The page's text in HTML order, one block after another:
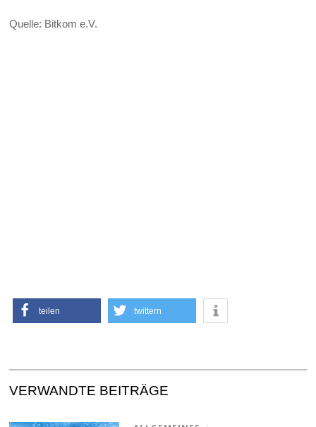
Quelle: Bitkom e.V.
teilen twittern
VERWANDTE BEITRÄGE